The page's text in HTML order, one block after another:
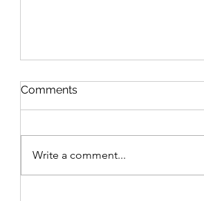
CGN TV 케이티 파우스트 인
연하여 인터뷰를 하였습니다 (13분
37초 이후 부터 ) 30편 뉴스이슈, 스
Comments
Write a comment...